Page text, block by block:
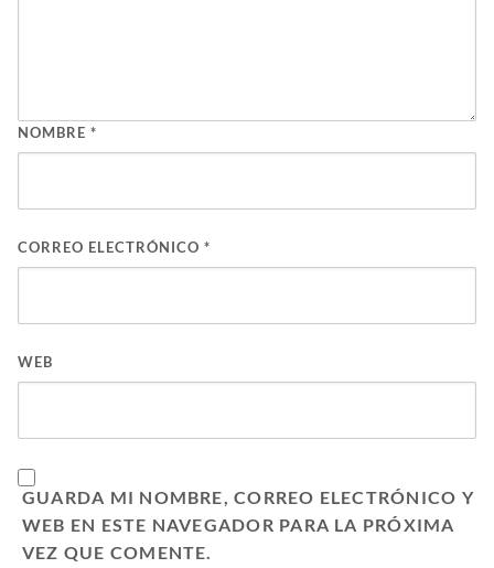
NOMBRE *
CORREO ELECTRÓNICO *
WEB
GUARDA MI NOMBRE, CORREO ELECTRÓNICO Y
WEB EN ESTE NAVEGADOR PARA LA PRÓXIMA
VEZ QUE COMENTE.